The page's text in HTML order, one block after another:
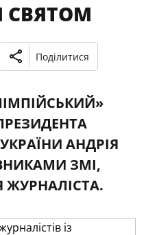
СВЯТОМ
Поділитися
АНДРІЯ
ЗМІ,